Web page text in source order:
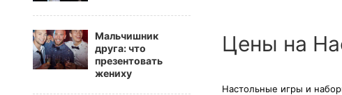
Цены на
Настольные игры и
Мальчишник
друга: что
презентовать
жениху